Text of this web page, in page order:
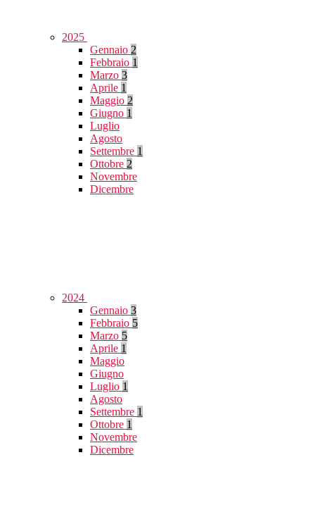
2025
Gennaio 2
Febbraio 1
Marzo 3
Aprile 1
Maggio 2
Giugno 1
Luglio
Agosto
Settembre 1
Ottobre 2
Novembre
Dicembre
2024
Gennaio 3
Febbraio 5
Marzo 5
Aprile 1
Maggio
Giugno
Luglio 1
Agosto
Settembre 1
Ottobre 1
Novembre
Dicembre